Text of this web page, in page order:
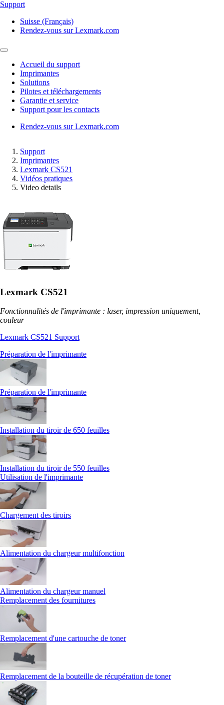
Support
Suisse (Français)
Rendez-vous sur Lexmark.com
Accueil du support
Imprimantes
Solutions
Pilotes et téléchargements
Garantie et service
Support pour les contacts
Rendez-vous sur Lexmark.com
Support
Imprimantes
Lexmark CS521
Vidéos pratiques
Video details
Lexmark CS521
Fonctionnalités de l'imprimante : laser, impression uniquement,
couleur
Lexmark CS521 Support
Préparation de l'imprimante
Préparation de l'imprimante
Installation du tiroir de 650 feuilles
Installation du tiroir de 550 feuilles
Utilisation de l'imprimante
Chargement des tiroirs
Alimentation du chargeur multifonction
Alimentation du chargeur manuel
Remplacement des fournitures
Remplacement d'une cartouche de toner
Remplacement de la bouteille de récupération de toner